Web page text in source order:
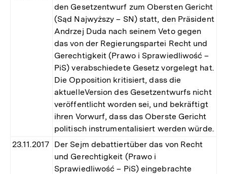
den Gesetzentwurf zum Obersten Gericht
(Sąd Najwyższy – SN) statt, den Präsident
Andrzej Duda nach seinem Veto gegen
das von der Regierungspartei Recht und
Gerechtigkeit (Prawo i Sprawiedliwość –
PiS) verabschiedete Gesetz vorgelegt hat.
Die Opposition kritisiert, dass die
aktuelleVersion des Gesetzentwurfs nicht
veröffentlicht worden sei, und bekräftigt
ihren Vorwurf, dass das Oberste Gericht
politisch instrumentalisiert werden würde.
23.11.2017 Der Sejm debattiertüber das von Recht
und Gerechtigkeit (Prawo i
Sprawiedliwość – PiS) eingebrachte